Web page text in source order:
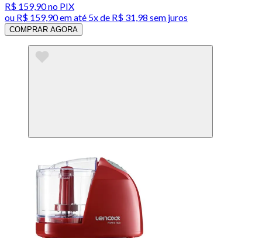
R$ 159,90no PIX
ou R$ 159,90em até 5x de R$ 31,98 sem juros
COMPRAR AGORA